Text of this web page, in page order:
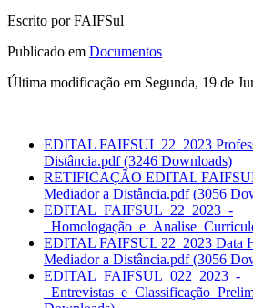
Escrito por FAIFSul
Publicado em Documentos
Última modificação em Segunda, 19 de
EDITAL FAIFSUL 22_2023
Distância.pdf(3246 Downloads)
RETIFICAÇÃO EDITAL
Mediador a Distância.pdf(3056
EDITAL_FAIFSUL_22_2023_-
EDITAL FAIFSUL 22_2023 Data
Mediador a Distância.pdf(3056
EDITAL_FAIFSUL_022_2023_-